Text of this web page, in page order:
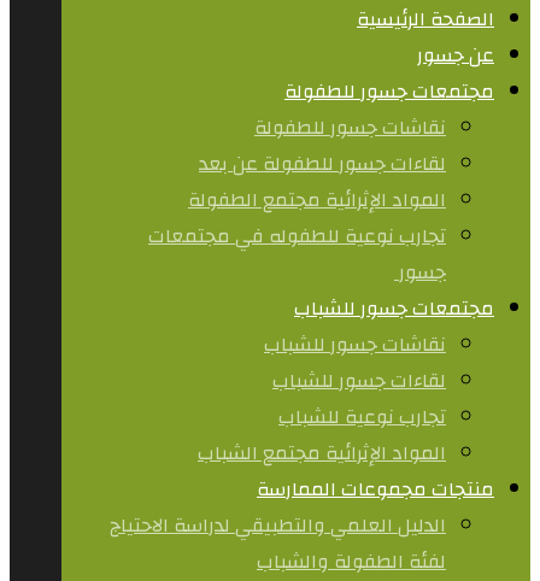
الصفحة الرئيسية
عن جسور
مجتمعات جسور للطفولة
نقاشات جسور للطفولة
لقاءات جسور للطفولة عن بعد
المواد الإثرائية مجتمع الطفولة
تجارب نوعية للطفوله في مجتمعات
جسور ​
مجتمعات جسور للشباب
نقاشات جسور للشباب
لقاءات جسور للشباب
تجارب نوعية للشباب​
المواد الإثرائية مجتمع الشباب
منتجات مجموعات الممارسة
الدليل العلمي والتطبيقي لدراسة الاحتياج
لفئة الطفولة والشباب